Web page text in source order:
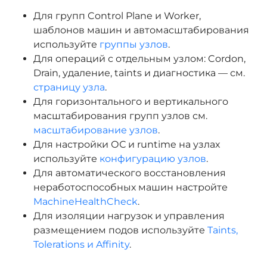
Для групп Control Plane и Worker,
шаблонов машин и автомасштабирования
используйте группы узлов.
Для операций с отдельным узлом: Cordon,
Drain, удаление, taints и диагностика — см.
страницу узла.
Для горизонтального и вертикального
масштабирования групп узлов см.
масштабирование узлов.
Для настройки ОС и runtime на узлах
используйте конфигурацию узлов.
Для автоматического восстановления
неработоспособных машин настройте
MachineHealthCheck.
Для изоляции нагрузок и управления
размещением подов используйте Taints,
Tolerations и Affinity.